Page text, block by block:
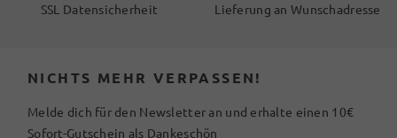
SSL Datensicherheit Lieferung an Wunschadresse
NICHTS MEHR VERPASSEN!
Melde dich für den Newsletter an und erhalte einen 10€
Sofort-Gutschein als Dankeschön